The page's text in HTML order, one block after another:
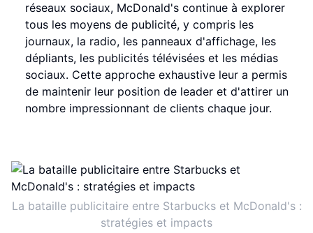
réseaux sociaux, McDonald's continue à explorer
tous les moyens de publicité, y compris les
journaux, la radio, les panneaux d'affichage, les
dépliants, les publicités télévisées et les médias
sociaux. Cette approche exhaustive leur a permis
de maintenir leur position de leader et d'attirer un
nombre impressionnant de clients chaque jour.
La bataille publicitaire entre Starbucks et McDonald's :
stratégies et impacts